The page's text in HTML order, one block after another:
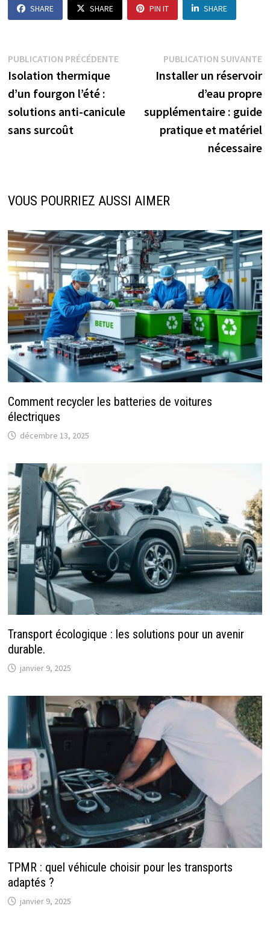
SHARE SHARE PIN IT SHARE
Navigation
de
l’article
PUBLICATION PRÉCÉDENTEPublication
précédente :
Isolation thermique
d’un fourgon l’été :
solutions anti-canicule
sans surcoût
PUBLICATION SUIVANTE
Installer un réservoir
d’eau propre
supplémentaire : guide
pratique et matériel
nécessaire
VOUS POURRIEZ AUSSI AIMER
Comment recycler les batteries de voitures
électriques
décembre 13, 2025
Transport écologique : les solutions pour un avenir
durable.
janvier 9, 2025
TPMR : quel véhicule choisir pour les transports
adaptés ?
janvier 9, 2025